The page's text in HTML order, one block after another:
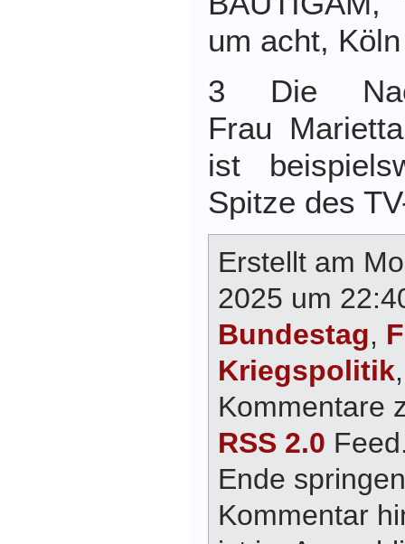
um acht,
3 Die
Frau
ist
Spitze des
Erstellt am
2025 um
Bundestag,
Kriegspolitik
Kommentare
RSS 2.0
Ende
Kommentar